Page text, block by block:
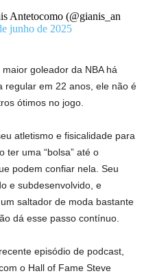
Antetocomo (@gianis_an
junho de 2025
goleador da NBA há
regular em 22 anos, ele não é
ótimos no jogo.
atletismo e fisicalidade para
ter uma “bolsa” até o
podem confiar nela. Seu
e subdesenvolvido, e
saltador de moda bastante
dá esse passo contínuo.
episódio de podcast,
o Hall of Fame Steve